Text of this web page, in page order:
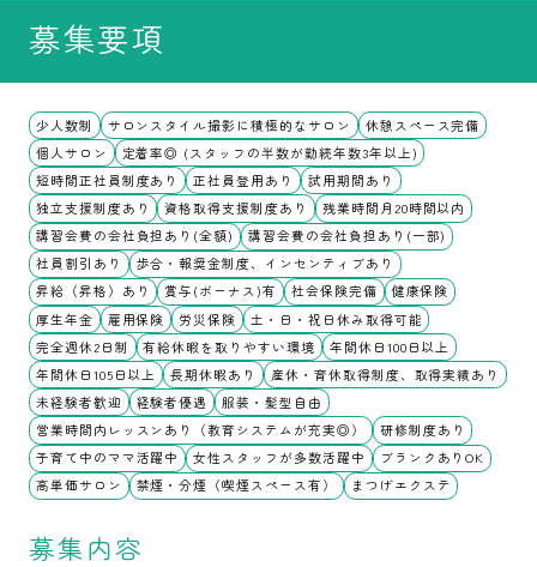
募集要項
少人数制 サロンスタイル撮影に積極的なサロン
休憩スペース完備
個人サロン
定着率◎ (スタッフの半数が勤続年数3年以上)
短時間正社員制度あり
正社員登用あり
試用期間あり
独立支援制度あり
資格取得支援制度あり
残業時間月20時間以内
講習会費の会社負担あり(全額)
講習会費の会社負担あり(一部)
社員割引あり
歩合・報奨金制度、インセンティブあり
昇給（昇格）あり
賞与(ボーナス)有 社会保険完備
健康保険
厚生年金
雇用保険 労災保険
土・日・祝日休み取得可能
完全週休2日制
有給休暇を取りやすい環境
年間休日100日以上
年間休日105日以上
長期休暇あり
産休・育休取得制度、取得実績あり
未経験者歓迎
経験者優遇
服装・髪型自由
営業時間内レッスンあり（教育システムが充実◎）
研修制度あり
子育て中のママ活躍中
女性スタッフが多数活躍中
ブランクありOK
高単価サロン
禁煙・分煙（喫煙スペース有） まつげエクステ
募集内容